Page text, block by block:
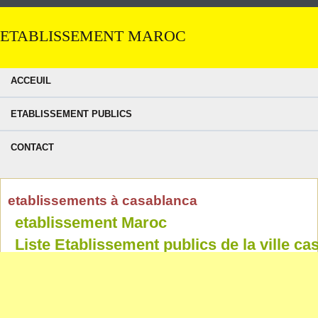
ETABLISSEMENT MAROC
ACCEUIL
ETABLISSEMENT PUBLICS
CONTACT
etablissements à casablanca
etablissement Maroc
Liste Etablissement publics de la ville